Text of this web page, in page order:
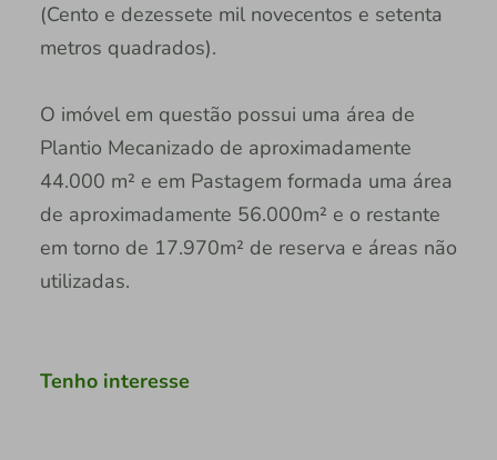
(Cento e dezessete mil novecentos e setenta
metros quadrados).
O imóvel em questão possui uma área de
Plantio Mecanizado de aproximadamente
44.000 m² e em Pastagem formada uma área
de aproximadamente 56.000m² e o restante
em torno de 17.970m² de reserva e áreas não
utilizadas.
Tenho interesse